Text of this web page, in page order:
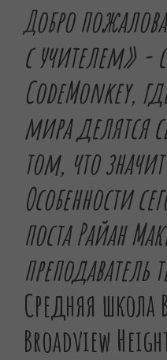
Добро
с учителем» -
CodeMonkey,
мира делятся
том, что
Особенности
постаРайан
преподаватель
Средняя
Broadview